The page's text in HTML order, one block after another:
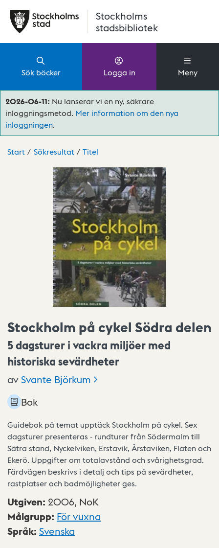
Stockholms
stadsbibliotek
Sök böcker Logga in Meny
2026-06-11: Nu lanserar vi en ny, säkrare
inloggningsmetod. Mer information om den nya
inloggningen.
Start Sökresultat Titel
Stockholm på cykel Södra delen
5 dagsturer i vackra miljöer med
historiska sevärdheter
avSvante Björkum
Bok
Guidebok på temat upptäck Stockholm på cykel. Sex
dagsturer presenteras - rundturer från Södermalm till
Sätra stand, Nyckelviken, Erstavik, Årstaviken, Flaten och
Ekerö. Uppgifter om totalavstånd och svårighetsgrad.
Färdvägen beskrivs i detalj och tips på sevärdheter,
rastplatser och badmöjligheter ges.
Utgiven: 2006, NoK
Målgrupp: För vuxna
Språk: Svenska